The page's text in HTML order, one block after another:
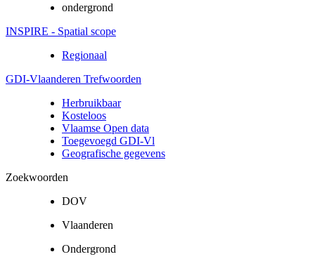
ondergrond
INSPIRE - Spatial scope
Regionaal
GDI-Vlaanderen Trefwoorden
Herbruikbaar
Kosteloos
Vlaamse Open data
Toegevoegd GDI-Vl
Geografische gegevens
Zoekwoorden
DOV
Vlaanderen
Ondergrond